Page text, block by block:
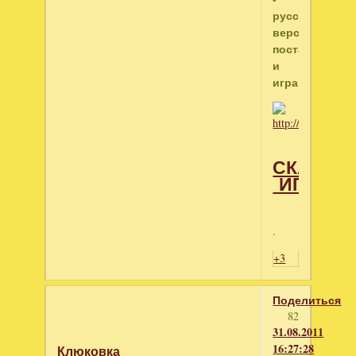
русский,
версия
поставь
и
играй.
ИГРУ
.
+3
Поделиться
82
31.08.2011
16:27:28
Клюковка